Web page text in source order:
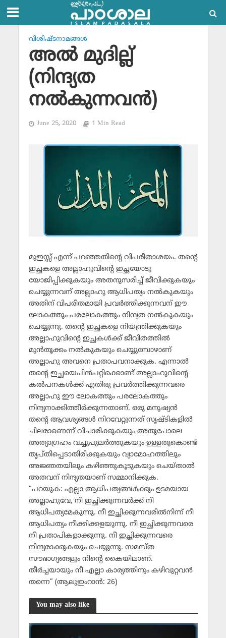
വിശിഷ്ടനാമങ്ങള്‍
അല്‍ മുദില്ല്
(നിന്ദ്യത
നല്‍കുന്നവന്‍)
June 25, 2020 1 Min Read
മുഇസ്സ് എന്ന് പറഞ്ഞതിന്റെ വിപരീതാശയം. തന്റെ
ഇച്ഛകളെ അല്ലാഹുവിന്റെ ഇച്ഛയോടു
യോജിപ്പിക്കുകയും അതനുസരിച്ച് ജീവിക്കുകയും
ചെയ്യുന്നവന് അല്ലാഹു ആധിപത്യം നല്‍കുകയും
അതിന് വിപരീതമായി പ്രവര്‍ത്തിക്കുന്നവന് ഈ
ലോകത്തും പരലോകത്തും നിന്ദ്യത നല്‍കുകയും
ചെയ്യുന്നു. തന്റെ ഇച്ഛകളെ നിയന്ത്രിക്കുകയും
അല്ലാഹുവിന്റെ ഇച്ഛകള്‍ക്ക് ജീവിതത്തില്‍
മുന്‍തൂക്കം നല്‍കുകയും ചെയ്യുമ്പോഴാണ്
അല്ലാഹു അവനെ പ്രതാപവനാക്കുക. എന്നാല്‍
തന്റെ ഇച്ഛയെപിന്‍പറ്റിക്കൊണ്ട് അല്ലാഹുവിന്റെ
കല്‍പനകള്‍ക്ക് എതിരു പ്രവര്‍ത്തിക്കുന്നവരെ
അല്ലാഹു ഈ ലോകത്തും പരലോകത്തും
നിന്ദ്യനാക്കിത്തീര്‍ക്കുന്നതാണ്. ഒരു മനുഷ്യന്‍
തന്റെ ആവശ്യങ്ങള്‍ നിറവേറ്റുന്നത് സൃഷ്ടികളില്‍
ചിലരാണെന്ന് വിചാരിക്കുകയും അതുപോലെ
അത്യാഗ്രഹം വച്ചുപുലര്‍ത്തുകയും ഉള്ളതുകൊണ്ട്
തൃപ്തിപ്പെടാതിരിക്കുകയും വ്യാമോഹത്തിലും
അജ്ഞതയിലും കഴിഞ്ഞുകൂടുകയും ചെയ്താല്‍
അതവന് നിന്ദ്യതയാണ് സമ്മാനിക്കുക.
”പറയുക: എല്ലാ ആധിപത്യങ്ങള്‍ക്കും ഉടമയായ
അല്ലാഹുവേ, നീ ഇച്ഛിക്കുന്നവര്‍ക്ക് നീ
ആധിപത്യമേകുന്നു. നീ ഇച്ഛിക്കുന്നവരില്‍നിന്ന് നീ
ആധിപത്യം നീക്കിക്കളയുന്നു. നീ ഇച്ഛിക്കുന്നവരെ
നീ പ്രതാപികളാക്കുന്നു. നീ ഇച്ഛിക്കുന്നവരെ
നിന്ദ്യരാക്കുകയും ചെയ്യുന്നു. സമസ്ത
സൗഭാഗ്യങ്ങളും നിന്റെ കൈയിലാണ്.
തീര്‍ച്ചയായും നീ എല്ലാ കാര്യത്തിനും കഴിവുറ്റവന്‍
തന്നെ” (ആലുഇംറാന്‍: 26)
You may also like